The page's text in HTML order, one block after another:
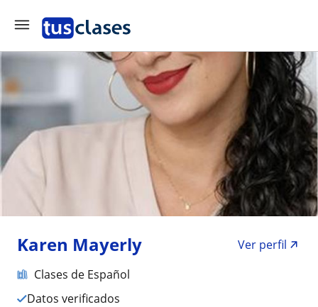
Karen Mayerly
Ver perfil
Clases de Español
Datos verificados